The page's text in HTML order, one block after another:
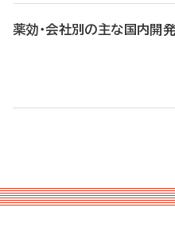
薬効・会社別の主な国内開